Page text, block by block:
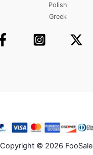
Polish
Greek
Copyright © 2026